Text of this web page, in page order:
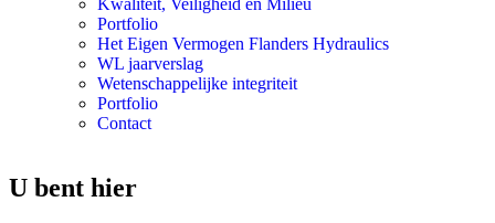
Kwaliteit, Veiligheid en Milieu
Portfolio
Het Eigen Vermogen Flanders Hydraulics
WL jaarverslag
Wetenschappelijke integriteit
Portfolio
Contact
U bent hier